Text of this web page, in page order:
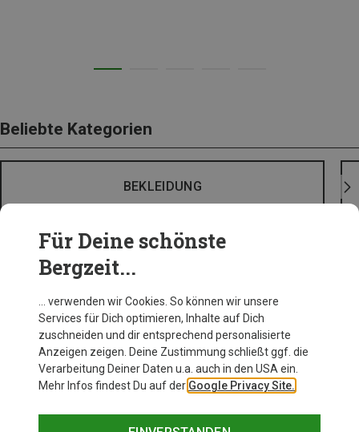
Beliebte Kategorien
BEKLEIDUNG
Für Deine schönste
Bergzeit...
… verwenden wir Cookies. So können wir unsere
Services für Dich optimieren, Inhalte auf Dich
zuschneiden und dir entsprechend personalisierte
Anzeigen zeigen. Deine Zustimmung schließt ggf. die
Verarbeitung Deiner Daten u.a. auch in den USA ein.
Mehr Infos findest Du auf der Google Privacy Site.